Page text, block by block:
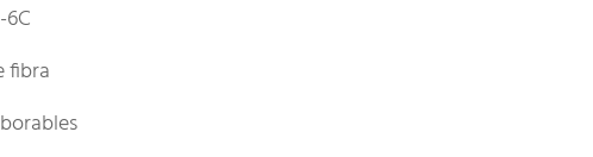
6C
fibra